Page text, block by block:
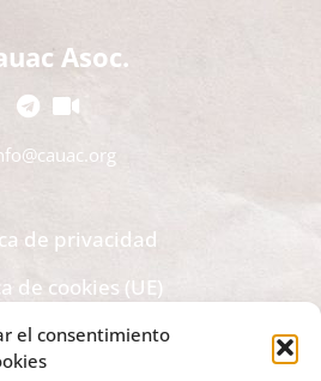
el consentimiento
Asoc.
de privacidad
de cookies (UE)
editoriales y noticias en tu